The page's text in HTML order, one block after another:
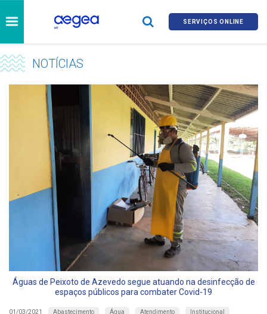
SERVIÇOS ONLINE
NOTÍCIAS
Águas de Peixoto de Azevedo segue atuando na desinfecção de
espaços públicos para combater Covid-19
01/03/2021 Abastecimento Água Atendimento Institucional